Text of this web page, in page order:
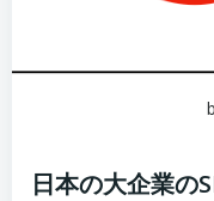
日本の大企業の